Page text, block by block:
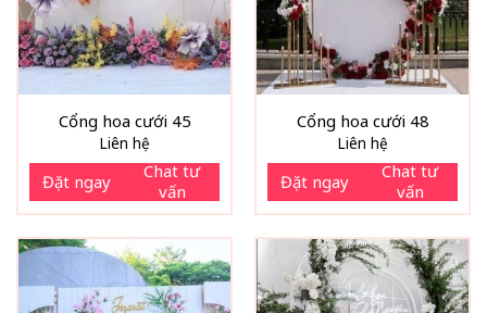
Cổng hoa cưới 45
Liên hệ
Đặt ngay
Chat tư
vấn
Cổng hoa cưới 48
Liên hệ
Đặt ngay
Chat tư
vấn